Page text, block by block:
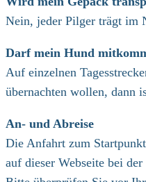
Nein, jeder Pilger trägt im
Darf mein Hund
Auf einzelnen
übernachten wollen, dann
An- und Abreise
Die Anfahrt zum
auf dieser Webseite bei